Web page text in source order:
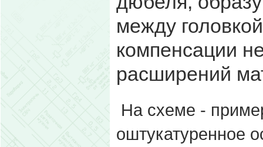
между
компенсации
расширений
На схеме -
оштукатуренное